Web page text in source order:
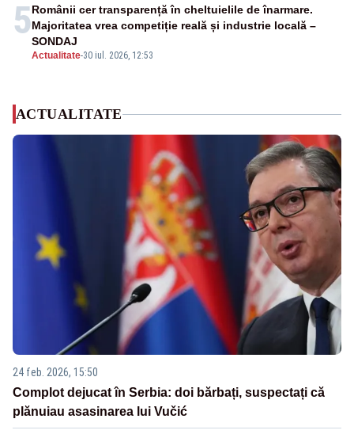
5
Actualitate-30 iul. 2026, 12:53
Românii cer transparență în cheltuielile de înarmare.
Majoritatea vrea competiție reală și industrie locală –
SONDAJ
ACTUALITATE
24 feb. 2026, 15:50
Complot dejucat în Serbia: doi bărbați, suspectați că
plănuiau asasinarea lui Vučić